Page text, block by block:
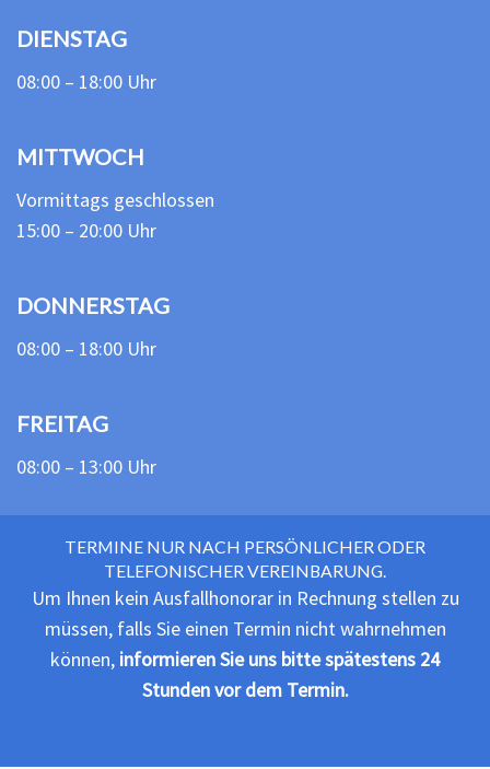
DIENSTAG
08:00 – 18:00 Uhr
MITTWOCH
Vormittags geschlossen
15:00 – 20:00 Uhr
DONNERSTAG
08:00 – 18:00 Uhr
FREITAG
08:00 – 13:00 Uhr
TERMINE NUR NACH PERSÖNLICHER ODER
TELEFONISCHER VEREINBARUNG.
Um Ihnen kein Ausfallhonorar in Rechnung stellen zu
müssen, falls Sie einen Termin nicht wahrnehmen
können, informieren Sie uns bitte spätestens 24
Stunden vor dem Termin.